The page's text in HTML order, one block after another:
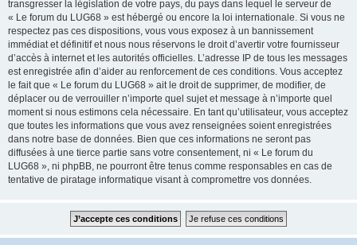
transgresser la législation de votre pays, du pays dans lequel le serveur de
« Le forum du LUG68 » est hébergé ou encore la loi internationale. Si vous ne
respectez pas ces dispositions, vous vous exposez à un bannissement
immédiat et définitif et nous nous réservons le droit d’avertir votre fournisseur
d’accès à internet et les autorités officielles. L’adresse IP de tous les messages
est enregistrée afin d’aider au renforcement de ces conditions. Vous acceptez
le fait que « Le forum du LUG68 » ait le droit de supprimer, de modifier, de
déplacer ou de verrouiller n’importe quel sujet et message à n’importe quel
moment si nous estimons cela nécessaire. En tant qu’utilisateur, vous acceptez
que toutes les informations que vous avez renseignées soient enregistrées
dans notre base de données. Bien que ces informations ne seront pas
diffusées à une tierce partie sans votre consentement, ni « Le forum du
LUG68 », ni phpBB, ne pourront être tenus comme responsables en cas de
tentative de piratage informatique visant à compromettre vos données.